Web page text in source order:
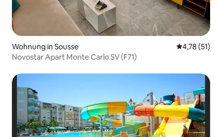
Wohnung in Sousse
4,78 (51)
Novostar Apart Monte Carlo SV (F71)